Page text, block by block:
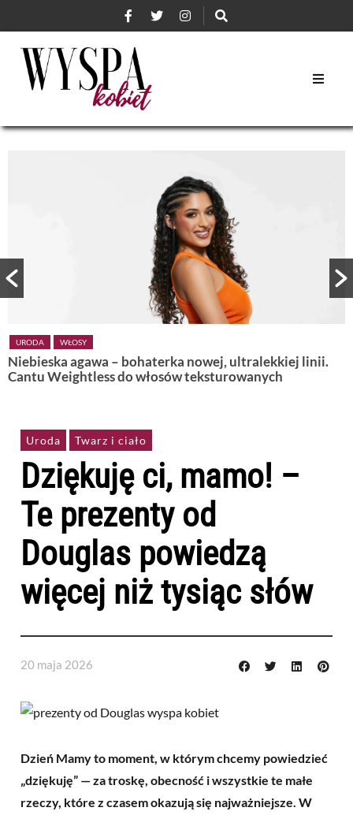
URODA WŁOSY
Niebieska agawa – bohaterka nowej, ultralekkiej linii.
Cantu Weightless do włosów teksturowanych
Uroda Twarz i ciało
Dziękuję ci, mamo! –
Te prezenty od
Douglas powiedzą
więcej niż tysiąc słów
20 maja 2026
Dzień Mamy to moment, w którym chcemy powiedzieć
„dziękuję” — za troskę, obecność i wszystkie te małe
rzeczy, które z czasem okazują się najważniejsze. W